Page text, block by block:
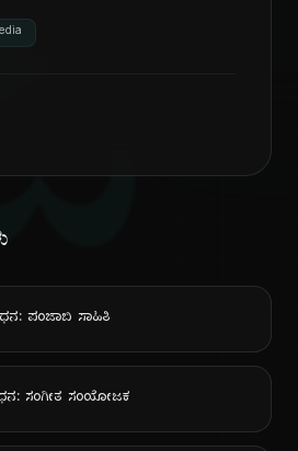
ಪಂಜಾಬಿ ಸಾಹಿತಿ
ಸಂಗೀತ ಸಂಯೋಜಕ